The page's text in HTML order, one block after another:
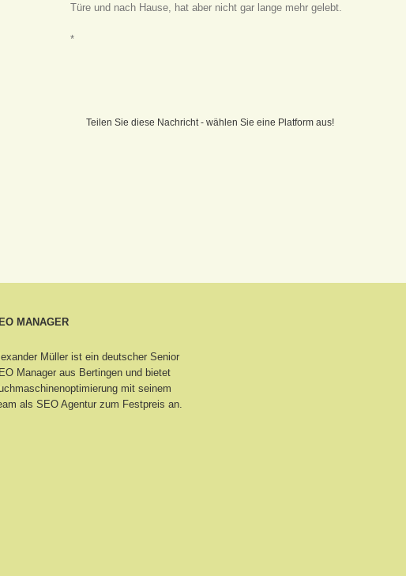
Türe und nach Hause, hat aber nicht gar lange mehr gelebt.
*
Teilen Sie diese Nachricht - wählen Sie eine Platform aus!
MANAGER
Müller ist ein deutscher Senior
Manager aus Bertingenund bietet
mit seinem
als SEO Agentur zum Festpreis an.